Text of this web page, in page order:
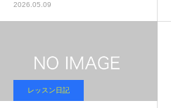
2026.05.09
レッスン日記